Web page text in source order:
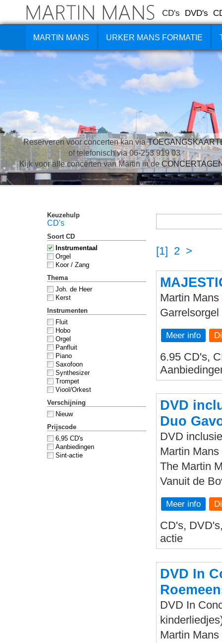
CD's DVD's
MARTIN MANS URKER MANS FORMATIE
Reserveren voor concerten kan via
of telefonisch via 06-253 919 03
Kijk voor alle concerten van Martin in de
Keuzehulp
CD's
Soort CD
Instrumentaal
Orgel
Koor / Zang
Thema
Joh. de Heer
Kerst
Instrumenten
Fluit
Hobo
Orgel
Panfluit
Piano
Saxofoon
Synthesizer
Trompet
Viool/Orkest
Verschijning
Nieuw
Prijscode
6,95 CD's
Aanbiedingen
Sint-actie
[1] 2 >
Martin
Meer info
6.95 CD's,
DVD
Duo
DVD
Martin
The Martin
Vanuit de
Meer info
CD's,
actie
DVD In
DVD In
Martin